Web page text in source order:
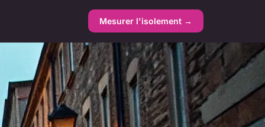
Mesurer l'isolement →